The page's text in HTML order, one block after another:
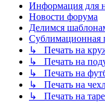
Информация для
Новости форума
Делимся
Сублимационная
↳ Печать на
↳ Печать на
↳ Печать на
↳ Печать на
↳ Печать на